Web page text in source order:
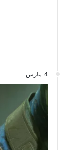
4 مارس